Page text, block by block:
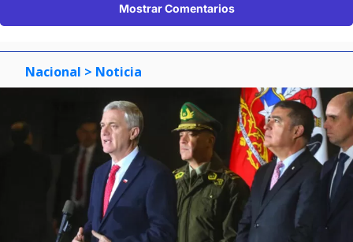
Mostrar Comentarios
Nacional > Noticia